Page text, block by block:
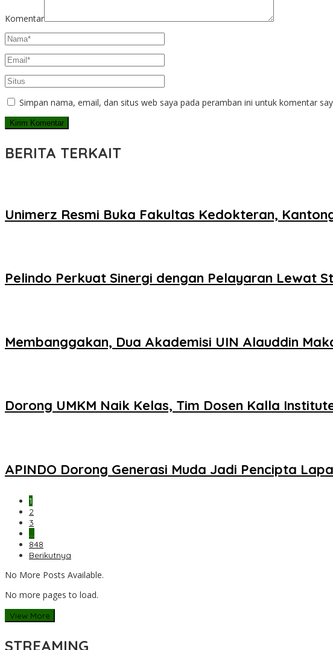
Komentar
Simpan nama, email, dan situs web saya pada peramban ini untuk komentar
BERITA TERKAIT
Unimerz Resmi Buka Fakultas Kedokteran,
Pelindo Perkuat Sinergi dengan Pelayaran Lewat
Membanggakan, Dua Akademisi UIN Alauddin
Dorong UMKM Naik Kelas, Tim Dosen Kalla
APINDO Dorong Generasi Muda Jadi Pencipta
1
2
3
…
848
Berikutnya
No More Posts Available.
No more pages to load.
View More
STREAMING